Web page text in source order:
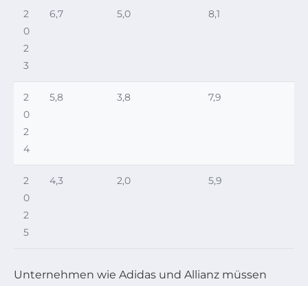
2
0
2
3
6,7 5,0 8,1
2
0
2
4
5,8 3,8 7,9
2
0
2
5
4,3 2,0 5,9
Unternehmen wie Adidas und Allianz müssen